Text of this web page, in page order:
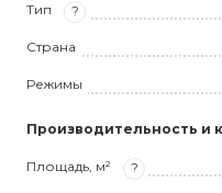
Тип ?
Страна
Режимы
Производительность и
Площадь, м² ?